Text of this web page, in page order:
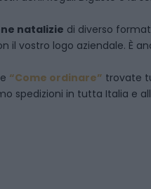
natalizie di diverso
vostro logo aziendale. È
“Come ordinare” trovate
spedizioni in tutta Italia e